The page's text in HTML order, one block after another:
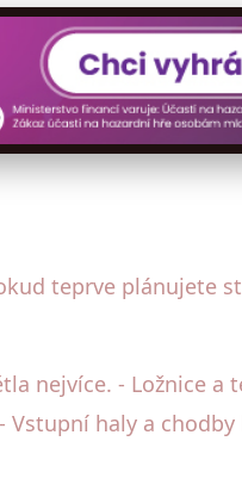
teprve plánujete
nejvíce. - Ložnice a
haly a chodby